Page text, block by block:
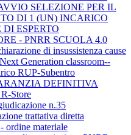
SELEZIONE PER IL
DI 1 (UN) INCARICO
ESPERTO
- PNRR SCUOLA 4.0
di insussistenza cause
Generation classroom--
RUP-Subentro
DEFINITIVA
Store
n.35
trattativa diretta
ordine materiale